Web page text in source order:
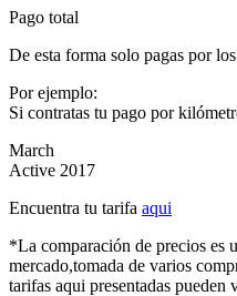
Pago total
De esta forma solo pagas por
Por ejemplo:
Si contratas tu pago por
March
Active 2017
Encuentra tu tarifa aqui
*La comparación de precios es
mercado,tomada de varios
tarifas aqui presentadas pueden